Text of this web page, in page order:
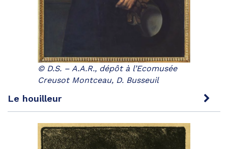
© D.S. – A.A.R., dépôt à l’Ecomusée
Creusot Montceau, D. Busseuil
Le houilleur